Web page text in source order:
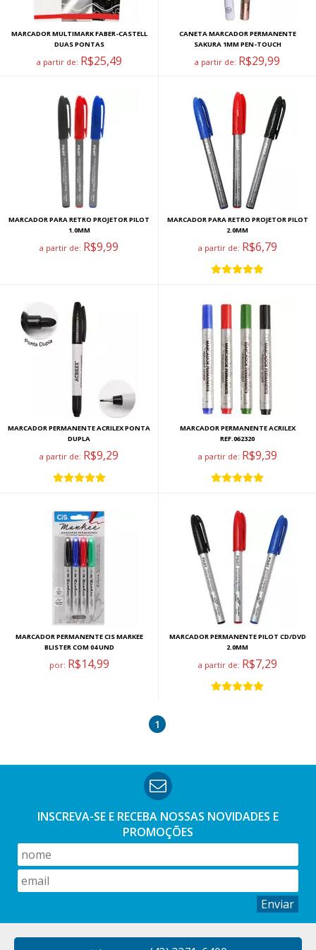
MARCADOR MULTIMARK FABER-CASTELL
DUAS PONTAS
a partir de: R$25,49
CANETA MARCADOR PERMANENTE
SAKURA 1MM PEN-TOUCH
a partir de: R$29,99
MARCADOR PARA RETRO PROJETOR PILOT
1.0MM
a partir de: R$9,99
MARCADOR PARA RETRO PROJETOR PILOT
2.0MM
a partir de: R$6,79
MARCADOR PERMANENTE ACRILEX PONTA
DUPLA
a partir de: R$9,29
MARCADOR PERMANENTE ACRILEX
REF.062320
a partir de: R$9,39
MARCADOR PERMANENTE CIS MARKEE
BLISTER COM 04 UND
por: R$14,99
MARCADOR PERMANENTE PILOT CD/DVD
2.0MM
a partir de: R$7,29
1
INSCREVA-SE E RECEBA NOSSAS NOVIDADES E
PROMOÇÕES
Enviar